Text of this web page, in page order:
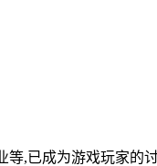
,已成为游戏玩家的